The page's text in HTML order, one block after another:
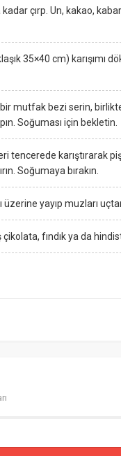
çırp. Un, kakao,
35×40 cm) karışımı
mutfak bezi serin,
Soğuması için bekletin.
tencerede karıştırarak
Soğumaya bırakın.
üzerine yayıp muzları
fındık ya da